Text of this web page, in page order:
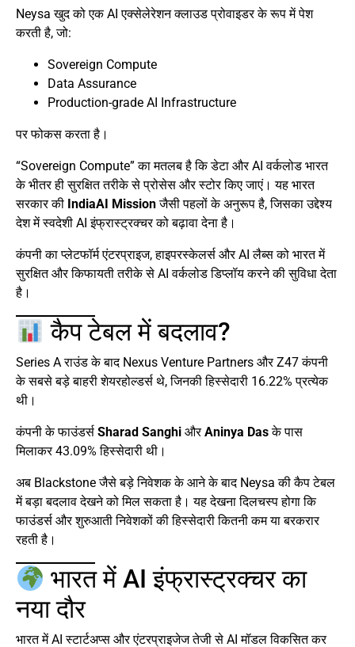
Neysa खुद को एक AI एक्सेलेरेशन क्लाउड प्रोवाइडर के रूप में पेश
करती है, जो:
Sovereign Compute
Data Assurance
Production-grade AI Infrastructure
पर फोकस करता है।
“Sovereign Compute” का मतलब है कि डेटा और AI वर्कलोड भारत
के भीतर ही सुरक्षित तरीके से प्रोसेस और स्टोर किए जाएं। यह भारत
सरकार की IndiaAI Missionजैसी पहलों के अनुरूप है, जिसका उद्देश्य
देश में स्वदेशी AI इंफ्रास्ट्रक्चर को बढ़ावा देना है।
कंपनी का प्लेटफॉर्म एंटरप्राइज, हाइपरस्केलर्स और AI लैब्स को भारत में
सुरक्षित और किफायती तरीके से AI वर्कलोड डिप्लॉय करने की सुविधा देता
है।
कैप टेबल में बदलाव?
Series A राउंड के बाद Nexus Venture Partners और Z47 कंपनी
के सबसे बड़े बाहरी शेयरहोल्डर्स थे, जिनकी हिस्सेदारी 16.22% प्रत्येक
थी।
कंपनी के फाउंडर्स Sharad Sanghi औरAninya Dasके पास
मिलाकर 43.09% हिस्सेदारी थी।
अब Blackstone जैसे बड़े निवेशक के आने के बाद Neysa की कैप टेबल
में बड़ा बदलाव देखने को मिल सकता है। यह देखना दिलचस्प होगा कि
फाउंडर्स और शुरुआती निवेशकों की हिस्सेदारी कितनी कम या बरकरार
रहती है।
भारत में AI इंफ्रास्ट्रक्चर का
नया दौर
भारत में AI स्टार्टअप्स और एंटरप्राइजेज तेजी से AI मॉडल विकसित कर